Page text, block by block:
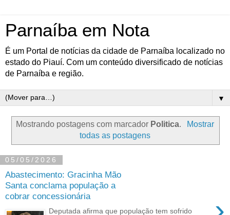
Parnaíba em Nota
É um Portal de notícias da cidade de Parnaíba localizado no
estado do Piauí. Com um conteúdo diversificado de notícias
de Parnaíba e região.
▼
Mostrando postagens com marcador Politica.
Mostrar
todas as postagens
05/05/2026
Abastecimento: Gracinha Mão
Santa conclama população a
cobrar concessionária
Deputada afirma que população tem sofrido